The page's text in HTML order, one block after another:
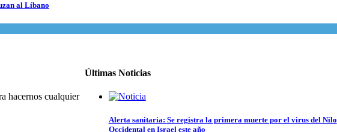
al Líbano
hacernos cualquier
Últimas Noticias
Alerta sanitaria: Se registra la primera muerte por el virus del Nilo
Occidental en Israel este año